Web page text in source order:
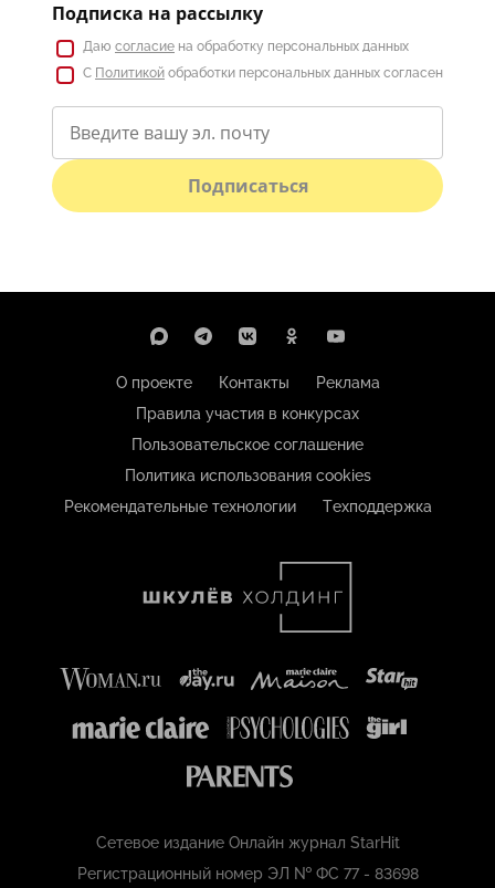
Подписка на рассылку
Даю согласие на обработку персональных данных
С Политикой обработки персональных данных согласен
Подписаться
О проекте Контакты
Реклама
Правила участия в конкурсах
Пользовательское соглашение
Политика использования cookies
Рекомендательные технологии
Техподдержка
Сетевое издание Онлайн журнал StarHit
Регистрационный номер ЭЛ № ФС 77 - 83698